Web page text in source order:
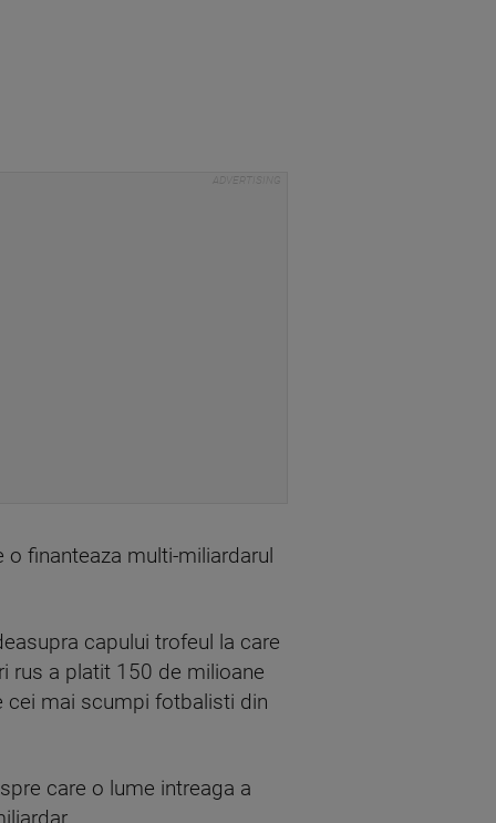
finanteaza multi-miliardarul
capului trofeul la care
rus a platit 150 de milioane
cei mai scumpi fotbalisti din
care o lume intreaga a